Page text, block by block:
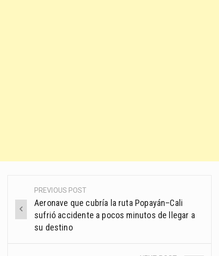
Post
navigation
PREVIOUS POST
Aeronave que cubría la ruta Popayán–Cali
sufrió accidente a pocos minutos de llegar a
su destino